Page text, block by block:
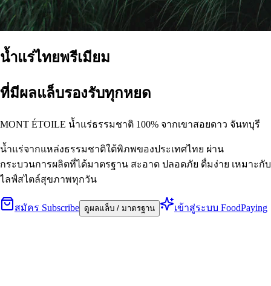
น้ำแร่ไทยพรีเมียม
ที่มีผลแล็บรองรับทุกหยด
MONT ÉTOILE น้ำแร่ธรรมชาติ 100% จากเขาสอยดาว จันทบุรี
น้ำแร่จากแหล่งธรรมชาติใต้พิภพของประเทศไทย ผ่าน
กระบวนการผลิตที่ได้มาตรฐาน สะอาด ปลอดภัย ดื่มง่าย เหมาะกับ
ไลฟ์สไตล์สุขภาพทุกวัน
สมัคร Subscribe ดูผลแล็บ / มาตรฐาน เข้าสู่ระบบ FoodPaying